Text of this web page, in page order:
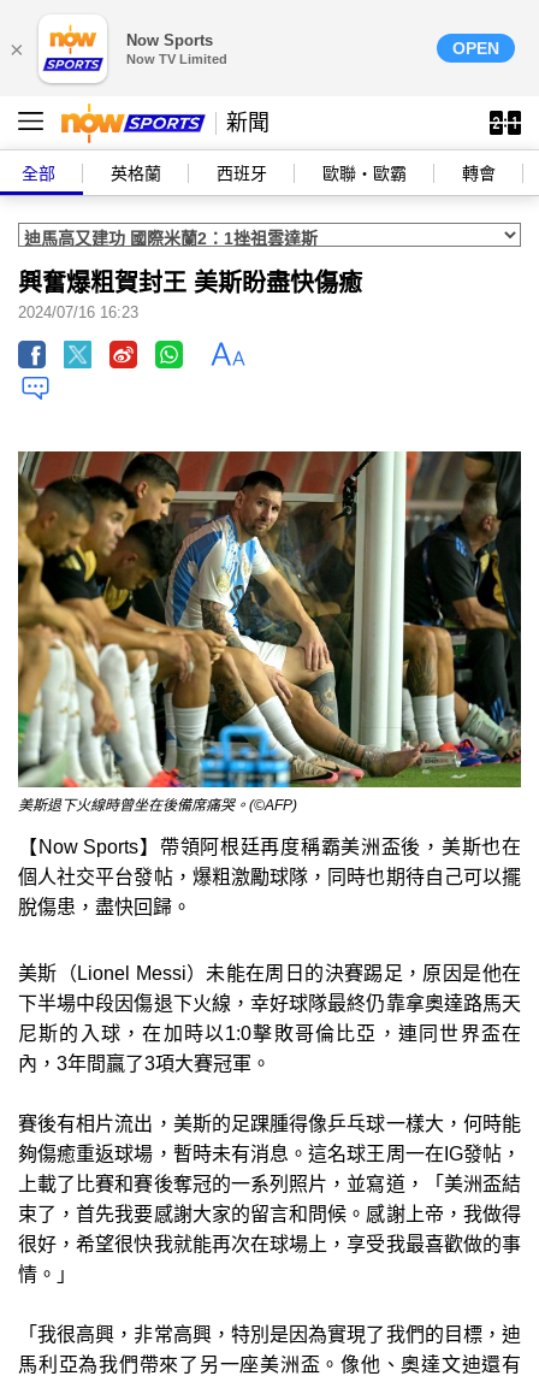
× Now Sports
Now TV Limited
OPEN
新聞
全部 英格蘭 西班牙 歐聯‧歐霸 轉會
興奮爆粗賀封王 美斯盼盡快傷癒
2024/07/16 16:23
美斯退下火線時曾坐在後備席痛哭。(©AFP)
【Now Sports】帶領阿根廷再度稱霸美洲盃後，美斯也在
個人社交平台發帖，爆粗激勵球隊，同時也期待自己可以擺
脫傷患，盡快回歸。
美斯（Lionel Messi）未能在周日的決賽踢足，原因是他在
下半場中段因傷退下火線，幸好球隊最終仍靠拿奧達路馬天
尼斯的入球，在加時以1:0擊敗哥倫比亞，連同世界盃在
內，3年間贏了3項大賽冠軍。
賽後有相片流出，美斯的足踝腫得像乒乓球一樣大，何時能
夠傷癒重返球場，暫時未有消息。這名球王周一在IG發帖，
上載了比賽和賽後奪冠的一系列照片，並寫道，「美洲盃結
束了，首先我要感謝大家的留言和問候。感謝上帝，我做得
很好，希望很快我就能再次在球場上，享受我最喜歡做的事
情。」
「我很高興，非常高興，特別是因為實現了我們的目標，迪
馬利亞為我們帶來了另一座美洲盃。像他、奧達文迪還有